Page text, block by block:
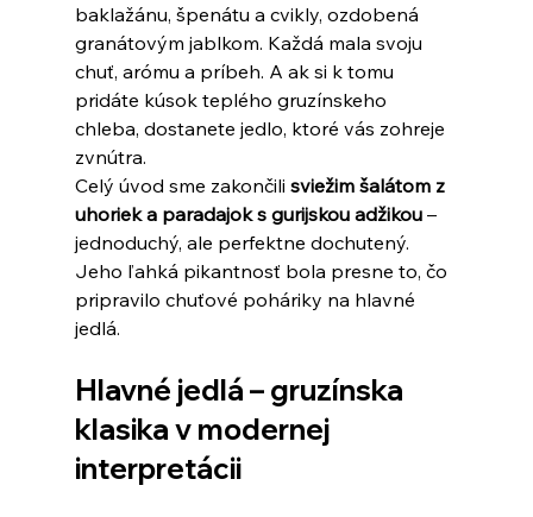
baklažánu, špenátu a cvikly, ozdobená
granátovým jablkom. Každá mala svoju
chuť, arómu a príbeh. A ak si k tomu
pridáte kúsok teplého gruzínskeho
chleba, dostanete jedlo, ktoré vás zohreje
zvnútra.
Celý úvod sme zakončili sviežim šalátom z
uhoriek a paradajok s gurijskou adžikou –
jednoduchý, ale perfektne dochutený.
Jeho ľahká pikantnosť bola presne to, čo
pripravilo chuťové poháriky na hlavné
jedlá.
Hlavné jedlá – gruzínska
klasika v modernej
interpretácii